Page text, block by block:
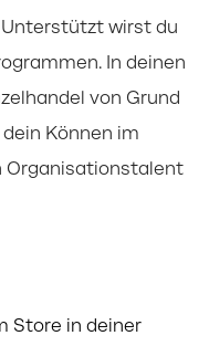
wirst du
In deinen
von Grund
Können im
Organisationstalent
Store in deiner